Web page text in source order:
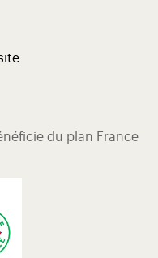
du plan France